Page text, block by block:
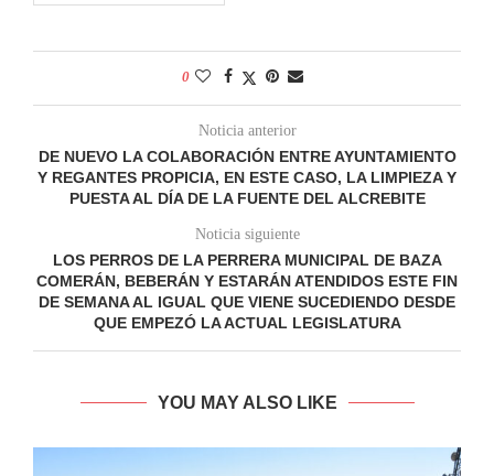
0
Noticia anterior
DE NUEVO LA COLABORACIÓN ENTRE AYUNTAMIENTO
Y REGANTES PROPICIA, EN ESTE CASO, LA LIMPIEZA Y
PUESTA AL DÍA DE LA FUENTE DEL ALCREBITE
Noticia siguiente
LOS PERROS DE LA PERRERA MUNICIPAL DE BAZA
COMERÁN, BEBERÁN Y ESTARÁN ATENDIDOS ESTE FIN
DE SEMANA AL IGUAL QUE VIENE SUCEDIENDO DESDE
QUE EMPEZÓ LA ACTUAL LEGISLATURA
YOU MAY ALSO LIKE